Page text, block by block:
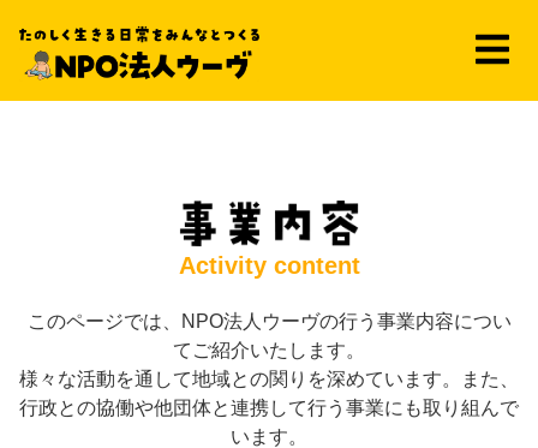
Activity content
このページでは、NPO法人ウーヴの行う事業内容につい
てご紹介いたします。
様々な活動を通して地域との関りを深めています。また、
行政との協働や他団体と連携して行う事業にも取り組んで
います。